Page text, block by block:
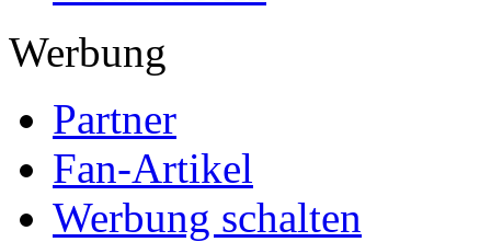
Werbung
Partner
Fan-Artikel
Werbung schalten